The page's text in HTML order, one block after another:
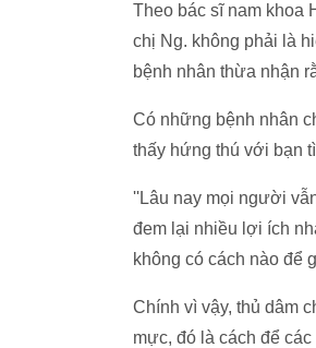
Theo bác sĩ nam khoa
chị Ng. không phải là
bệnh nhân thừa nhận
Có những bệnh nhân
thấy hứng thú với bạn
''Lâu nay mọi người
đem lại nhiều lợi ích
không có cách nào để
Chính vì vậy, thủ dâm
mực, đó là cách để